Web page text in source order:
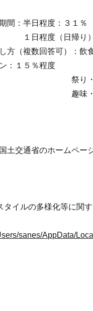
期間：半日程度：３
程度（日帰り）
し方（複数回答
ン：１５％程
・体験プロ
・環境を楽
土交通省のホームペー
タイルの多様化等に関
sanes/AppData/